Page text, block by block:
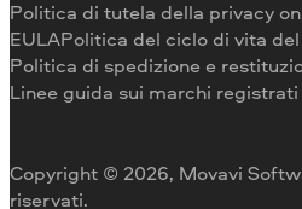
Rimborso
Perché scegliere noi
Per il lavoro
Copyright © 2026, Movavi
riservati.
Politica di tutela della privacy
EULAPolitica del ciclo di vita
Politica di spedizione e
Linee guida sui marchi registrati